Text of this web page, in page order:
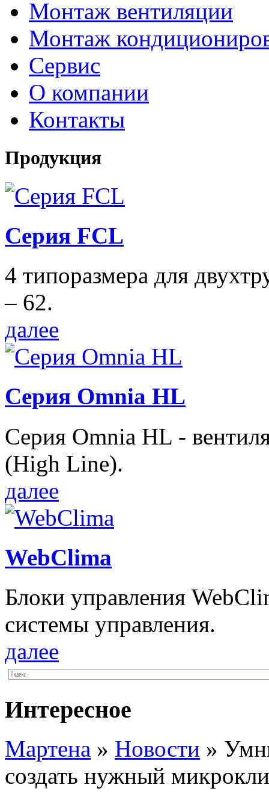
Монтаж вентиляции
Монтаж
Сервис
О компании
Контакты
Продукция
Серия FCL
4 типоразмера для
– 62.
далее
Серия Omnia HL
Серия Omnia HL -
(High Line).
далее
WebClima
Блоки упрaвлeния
системы управления.
далее
Интересное
Мартена » Новости »
создать нужный